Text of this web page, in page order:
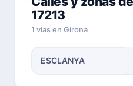
17213
1 vías en Girona
ESCLANYA